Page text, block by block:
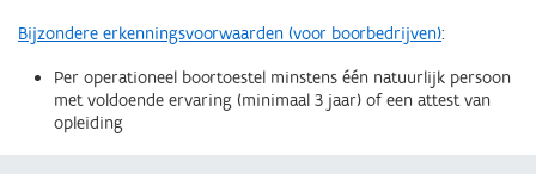
Bijzondere erkenningsvoorwaarden (voor boorbedrijven):
Per operationeel boortoestel minstens één natuurlijk persoon
met voldoende ervaring (minimaal 3 jaar) of een attest van
opleiding